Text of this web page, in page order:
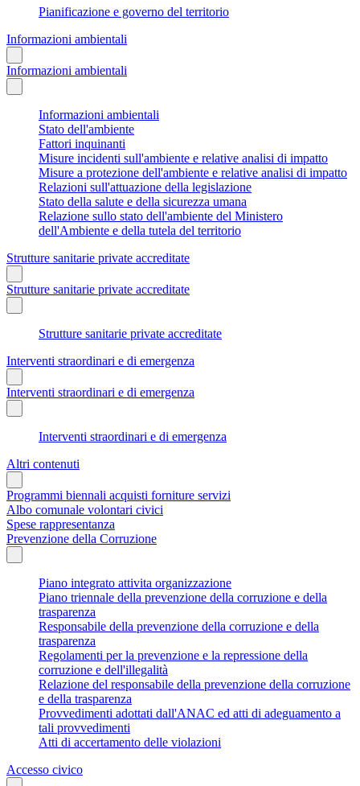
Pianificazione e governo del territorio
Informazioni ambientali
Informazioni ambientali
Informazioni ambientali
Stato dell'ambiente
Fattori inquinanti
Misure incidenti sull'ambiente e relative analisi di impatto
Misure a protezione dell'ambiente e relative analisi di impatto
Relazioni sull'attuazione della legislazione
Stato della salute e della sicurezza umana
Relazione sullo stato dell'ambiente del Ministero
dell'Ambiente e della tutela del territorio
Strutture sanitarie private accreditate
Strutture sanitarie private accreditate
Strutture sanitarie private accreditate
Interventi straordinari e di emergenza
Interventi straordinari e di emergenza
Interventi straordinari e di emergenza
Altri contenuti
Programmi biennali acquisti forniture servizi
Albo comunale volontari civici
Spese rappresentanza
Prevenzione della Corruzione
Piano integrato attivita organizzazione
Piano triennale della prevenzione della corruzione e della
trasparenza
Responsabile della prevenzione della corruzione e della
trasparenza
Regolamenti per la prevenzione e la repressione della
corruzione e dell'illegalità
Relazione del responsabile della prevenzione della corruzione
e della trasparenza
Provvedimenti adottati dall'ANAC ed atti di adeguamento a
tali provvedimenti
Atti di accertamento delle violazioni
Accesso civico